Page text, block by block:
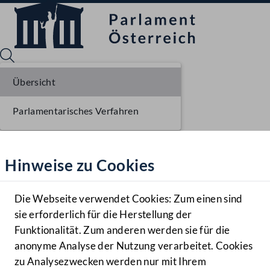
Hilfe
Benutzer
Navigationsmenü öffnen
MENÜ
Hinweise zu Cookies
Die Webseite verwendet Cookies: Zum einen sind
sie erforderlich für die Herstellung der
Funktionalität. Zum anderen werden sie für die
anonyme Analyse der Nutzung verarbeitet. Cookies
zu Analysezwecken werden nur mit Ihrem
Übersicht
Parlamentarisches Verfahren